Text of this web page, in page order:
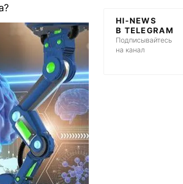
HI-NEWS
В TELEGRAM
Подписывайтесь
на канал